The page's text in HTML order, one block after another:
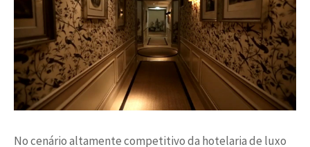
No cenário altamente competitivo da hotelaria de luxo